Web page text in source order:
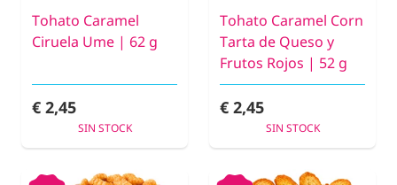
Tohato Caramel
Ciruela Ume | 62 g
€ 2,45
SIN STOCK
Tohato Caramel Corn
Tarta de Queso y
Frutos Rojos | 52 g
€ 2,45
SIN STOCK